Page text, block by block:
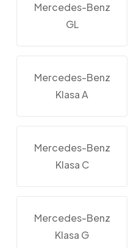
Mercedes-Benz
GL
Mercedes-Benz
Klasa A
Mercedes-Benz
Klasa C
Mercedes-Benz
Klasa G